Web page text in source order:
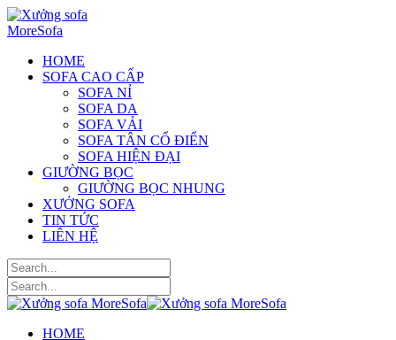
HOME
SOFA CAO CẤP
SOFA NỈ
SOFA DA
SOFA VẢI
SOFA TÂN CỔ ĐIỂN
SOFA HIỆN ĐẠI
GIƯỜNG BỌC
GIƯỜNG BỌC NHUNG
XƯỞNG SOFA
TIN TỨC
LIÊN HỆ
HOME